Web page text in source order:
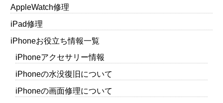
AppleWatch修理
iPad修理
iPhoneお役立ち情報一覧
iPhoneアクセサリー情報
iPhoneの水没復旧について
iPhoneの画面修理について